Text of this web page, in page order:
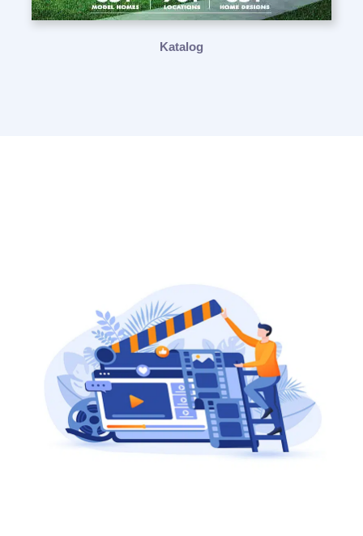
Katalog